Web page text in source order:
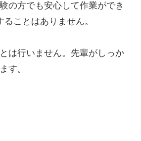
の方でも安心して作業ができ
ことはありません。
は行いません。先輩がしっか
す。